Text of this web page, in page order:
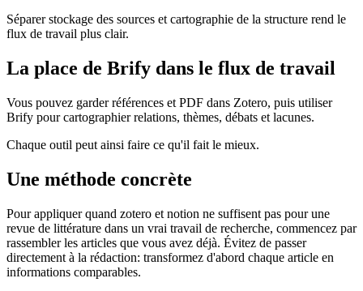
Séparer stockage des sources et cartographie de la structure rend le
flux de travail plus clair.
La place de Brify dans le flux de travail
Vous pouvez garder références et PDF dans Zotero, puis utiliser
Brify pour cartographier relations, thèmes, débats et lacunes.
Chaque outil peut ainsi faire ce qu'il fait le mieux.
Une méthode concrète
Pour appliquer quand zotero et notion ne suffisent pas pour une
revue de littérature dans un vrai travail de recherche, commencez par
rassembler les articles que vous avez déjà. Évitez de passer
directement à la rédaction: transformez d'abord chaque article en
informations comparables.